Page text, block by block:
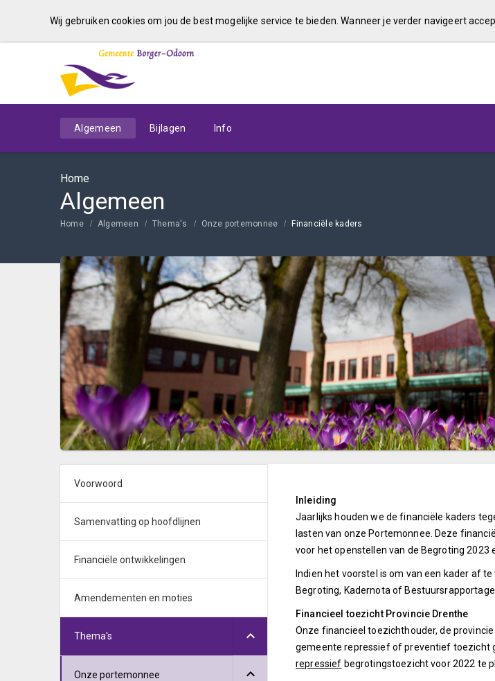
Wij gebruiken cookies om jou de best mogelijke service te bieden. Wanneer je verder navigeert
Algemeen Bijlagen Info
Home
Algemeen
Home Algemeen Thema's Onze portemonnee Financiële kaders
Voorwoord
Samenvatting op hoofdlijnen
Financiële ontwikkelingen
Amendementen en moties
Thema's
Onze portemonnee
Inleiding
Jaarlijks houden we de financiële kaders
lasten van onze Portemonnee. Deze
voor het openstellen van de Begroting 2023
Indien het voorstel is om van een kader af
Begroting, Kadernota of Bestuursrapportage.
Financieel toezicht Provincie Drenthe
Onze financieel toezichthouder, de
gemeente repressief of preventief toezicht
repressief begrotingstoezicht voor 2022 te